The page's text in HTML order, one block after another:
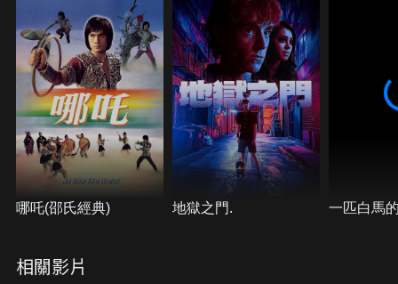
不得不誘人害命。寧采臣憐其身世，於是決意帶其骨
灰返鄉。焉知途中姥姥再次來犯，所幸燕赤霞及時趕
至收伏姥姥，兩人叩謝其恩，繼而上路。
哪吒(邵氏經典) 地獄之門. 一匹白馬
相關影片